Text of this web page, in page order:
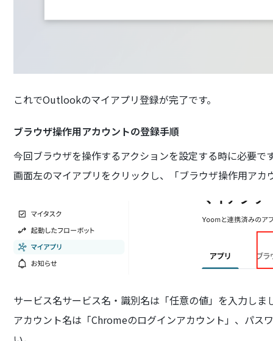
これでOutlookのマイアプリ登録が完了です。
ブラウザ操作用アカウントの登録手順
今回ブラウザを操作するアクションを設定する時に必要で
画面左のマイアプリをクリックし、「ブラウザ操作用ア
サービス名サービス名・識別名は「任意の値」を入力しま
アカウント名は「Chromeのログインアカウント」、パス